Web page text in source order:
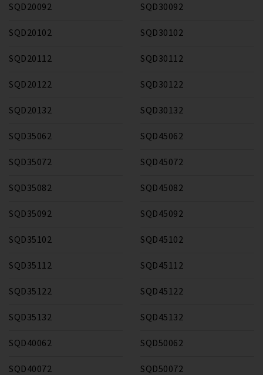
SQD20092
SQD20102
SQD20112
SQD20122
SQD20132
SQD30092
SQD30102
SQD30112
SQD30122
SQD30132
SQD35062
SQD35072
SQD35082
SQD35092
SQD35102
SQD35112
SQD35122
SQD35132
SQD40062
SQD40072
SQD45062
SQD45072
SQD45082
SQD45092
SQD45102
SQD45112
SQD45122
SQD45132
SQD50062
SQD50072